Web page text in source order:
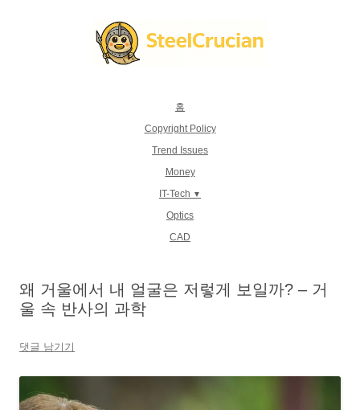
홈
Copyright Policy
Trend Issues
Money
IT-Tech
Optics
CAD
왜 거울에서 내 얼굴은 저렇게 보일까? – 거
울 속 반사의 과학
댓글 남기기